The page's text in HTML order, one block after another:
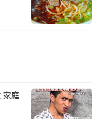
具不影响劳动者后
多涉及劳动者合法
庭